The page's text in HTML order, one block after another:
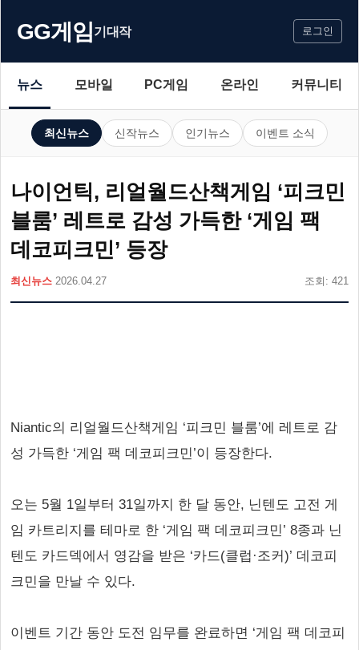
GG게임기대작 로그인
뉴스 모바일 PC게임 온라인 커뮤니티
최신뉴스 신작뉴스 인기뉴스 이벤트 소식
나이언틱, 리얼월드산책게임 ‘피크민
블룸’ 레트로 감성 가득한 ‘게임 팩
데코피크민’ 등장
최신뉴스 2026.04.27 조회: 421
Niantic의 리얼월드산책게임 ‘피크민 블룸’에 레트로 감
성 가득한 ‘게임 팩 데코피크민’이 등장한다.
오는 5월 1일부터 31일까지 한 달 동안, 닌텐도 고전 게
임 카트리지를 테마로 한 ‘게임 팩 데코피크민’ 8종과 닌
텐도 카드덱에서 영감을 받은 ‘카드(클럽·조커)’ 데코피
크민을 만날 수 있다.
이벤트 기간 동안 도전 임무를 완료하면 ‘게임 팩 데코피